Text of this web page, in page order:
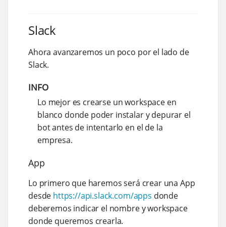
Slack
Ahora avanzaremos un poco por el lado de
Slack.
INFO
Lo mejor es crearse un workspace en
blanco donde poder instalar y depurar el
bot antes de intentarlo en el de la
empresa.
App
Lo primero que haremos será crear una App
desde https://api.slack.com/apps donde
deberemos indicar el nombre y workspace
donde queremos crearla.